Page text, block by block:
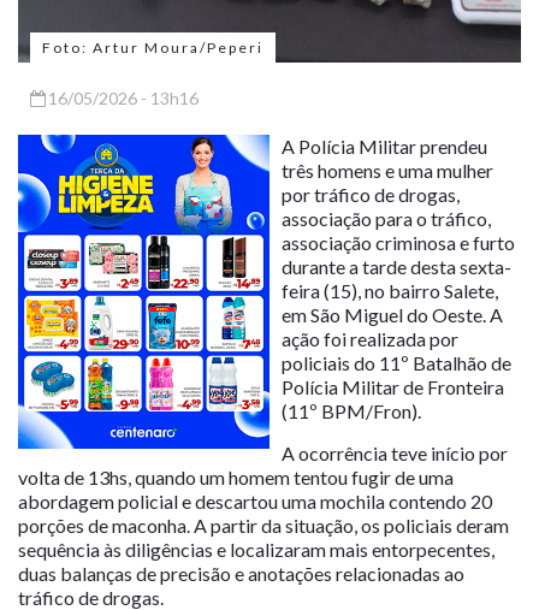
Foto: Artur Moura/Peperi
16/05/2026 - 13h16
A Polícia Militar prendeu
três homens e uma mulher
por tráfico de drogas,
associação para o tráfico,
associação criminosa e furto
durante a tarde desta sexta-
feira (15), no bairro Salete,
em São Miguel do Oeste. A
ação foi realizada por
policiais do 11º Batalhão de
Polícia Militar de Fronteira
(11º BPM/Fron).
A ocorrência teve início por
volta de 13hs, quando um homem tentou fugir de uma
abordagem policial e descartou uma mochila contendo 20
porções de maconha. A partir da situação, os policiais deram
sequência às diligências e localizaram mais entorpecentes,
duas balanças de precisão e anotações relacionadas ao
tráfico de drogas.